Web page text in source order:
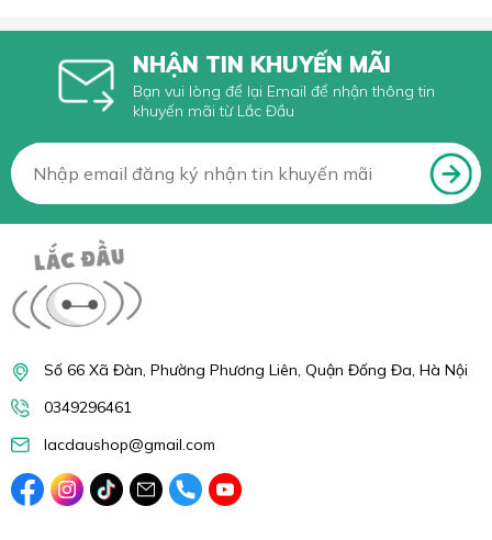
NHẬN TIN KHUYẾN MÃI
Bạn vui lòng để lại Email để nhận thông tin
khuyến mãi từ Lắc Đầu
Số 66 Xã Đàn, Phường Phương Liên, Quận Đống Đa, Hà Nội
0349296461
lacdaushop@gmail.com